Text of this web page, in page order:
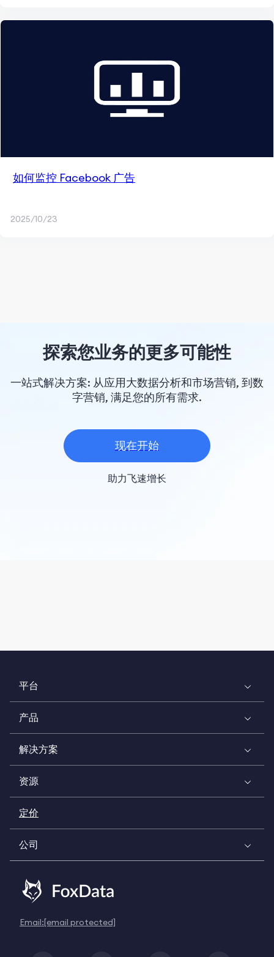
如何监控 Facebook 广告
2025/10/23
探索您业务的更多可能性
一站式解决方案: 从应用大数据分析和市场营销, 到数
字营销, 满足您的所有需求.
现在开始
助力飞速增长
平台
产品
解决方案
资源
定价
公司
Email:[email protected]